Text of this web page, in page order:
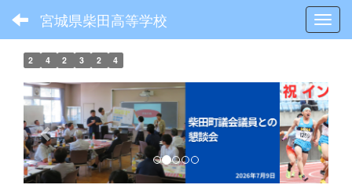
宮城県柴田高等学校
2 4 2 3 2 4
p
e
v
i
n
e
x
t